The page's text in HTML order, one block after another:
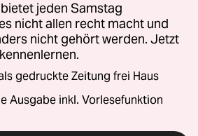
jeden Samstag
nicht allen recht macht und
nicht gehört werden. Jetzt
gedruckte Zeitung frei Haus
Ausgabe inkl. Vorlesefunktion